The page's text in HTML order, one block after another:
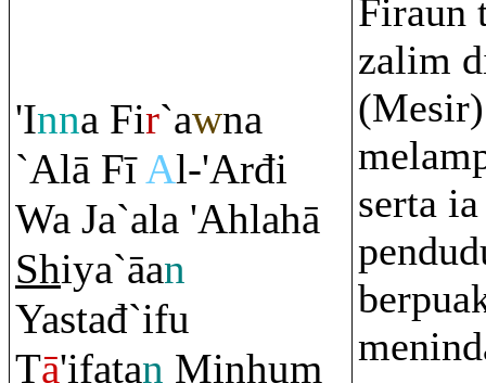
'Inna Fir`awna
`Alā FīAl-'Arđi
Wa Ja`ala 'Ahlahā
Shiya`āan
Yastađ`ifu
Ţā'ifatan Minhum
Firaun
zalim
serta